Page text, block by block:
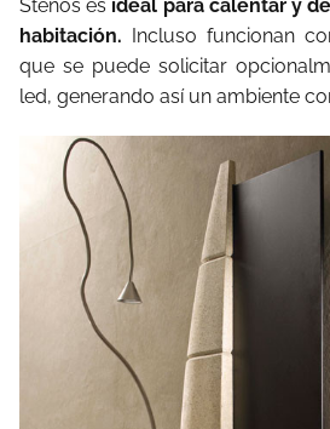
Stenos es ideal para calentar y
habitación. Incluso funcionan
que se puede solicitar
led, generando así un ambiente